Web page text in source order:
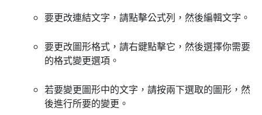
要更改連結文字，請點擊公式列，然後編輯文字。
要更改圖形格式，請右鍵點擊它，然後選擇你需要
的格式變更選項。
若要變更圖形中的文字，請按兩下選取的圖形，然
後進行所要的變更。